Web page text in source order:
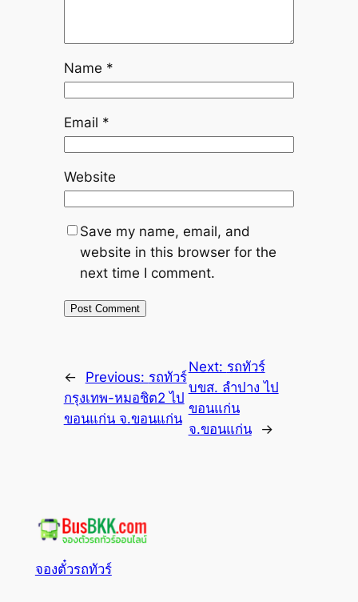
Name *
Email *
Website
Save my name, email, and
website in this browser for the
next time I comment.
← Previous: รถทัวร์
กรุงเทพ-หมอชิต2 ไป
ขอนแก่น จ.ขอนแก่น
Next: รถทัวร์
บขส. ลำปาง ไป
ขอนแก่น
จ.ขอนแก่น
→
จองตั๋วรถทัวร์